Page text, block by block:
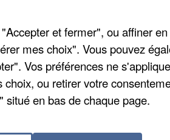
un poste à temps complet, a
31 décembre, soit 710 de
le nombre de
en un an. Ça reste toutefois
et fermer", ou affiner
mes choix". Vous pouvez
Vos préférences ne
ou retirer votre
en bas de chaque page.